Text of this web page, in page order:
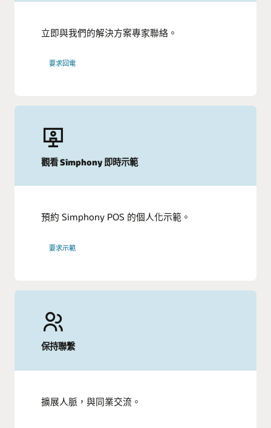
立即與我們的解決方案專家聯絡。
要求回電
觀看 Simphony 即時示範
預約 Simphony POS 的個人化示範。
要求示範
保持聯繫
擴展人脈，與同業交流。